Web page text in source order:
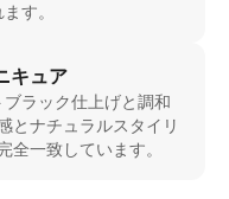
す。
キュア
ラック仕上げと調和
とナチュラルスタイリ
全一致しています。